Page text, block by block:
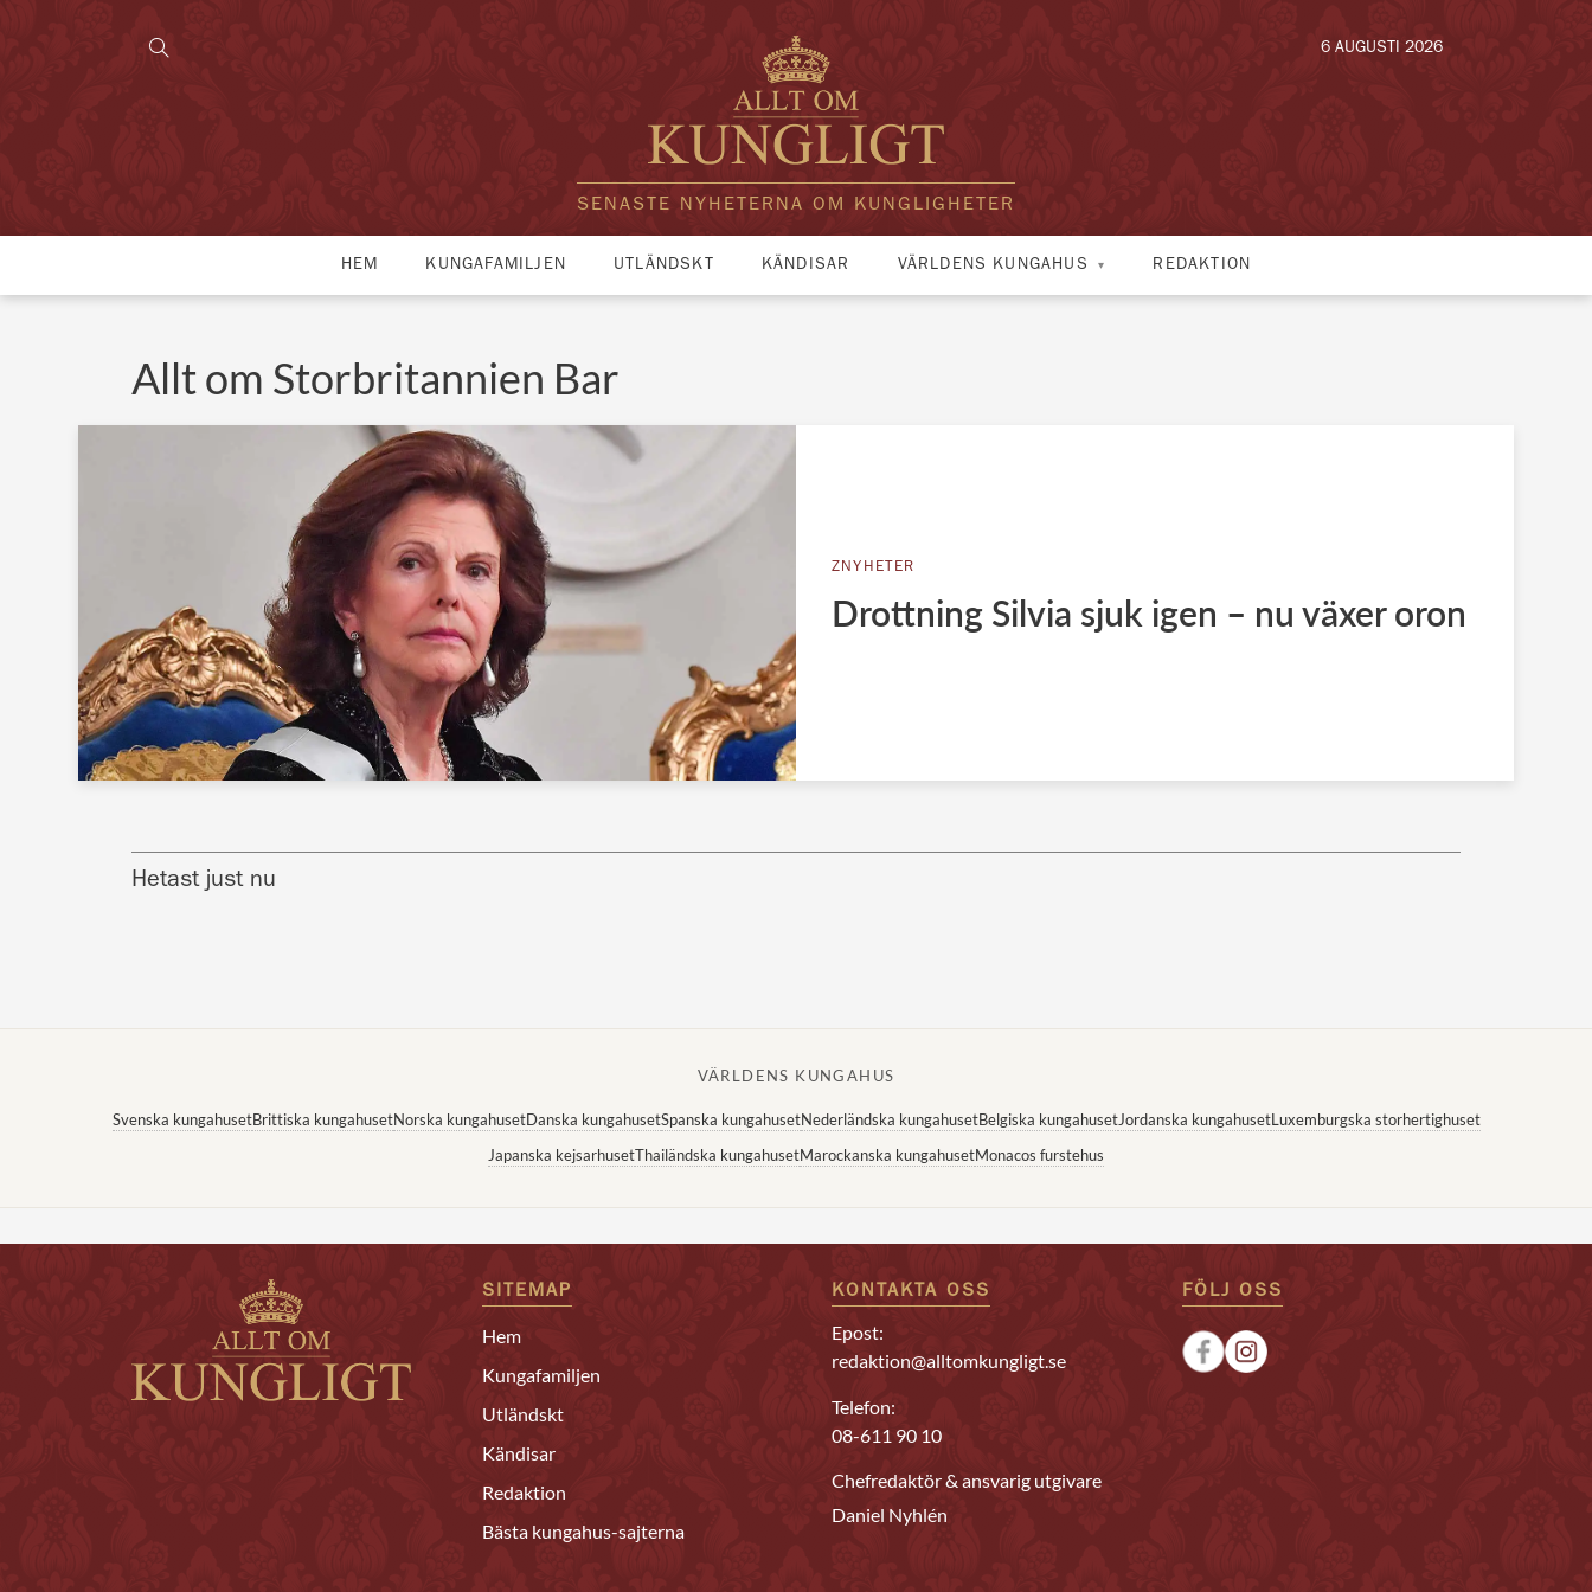
SENASTE NYHETERNA OM KUNGLIGHETER
6 AUGUSTI 2026
HEM KUNGAFAMILJEN UTLÄNDSKT KÄNDISAR VÄRLDENS KUNGAHUS REDAKTION
Allt om Storbritannien Bar
ZNYHETER
Drottning Silvia sjuk igen – nu växer oron
Hetast just nu
VÄRLDENS KUNGAHUS
Svenska kungahusetBrittiska kungahusetNorska kungahusetDanska kungahusetSpanska kungahusetNederländska kungahusetBelgiska kungahusetJordanska kungahusetLuxemburgska storhertighuset
Japanska kejsarhusetThailändska kungahusetMarockanska kungahusetMonacos furstehus
SITEMAP
Hem
Kungafamiljen
Utländskt
Kändisar
Redaktion
Bästa kungahus-sajterna
KONTAKTA OSS
Epost:
redaktion@alltomkungligt.se
Telefon:
08-611 90 10
Chefredaktör & ansvarig utgivare
Daniel Nyhlén
FÖLJ OSS